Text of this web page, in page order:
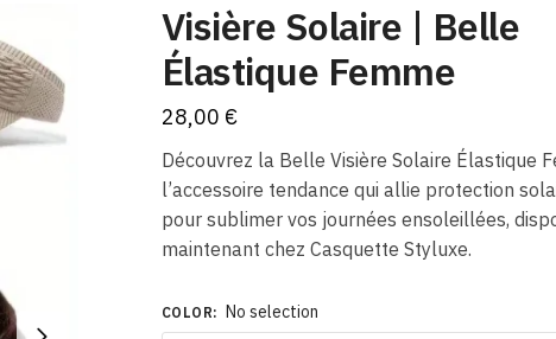
Visière Solaire | Belle
Élastique Femme
28,00 €
Découvrez la Belle Visière Solaire Élastique
l’accessoire tendance qui allie protection
pour sublimer vos journées ensoleillées,
maintenant chez Casquette Styluxe.
COLOR: No selection